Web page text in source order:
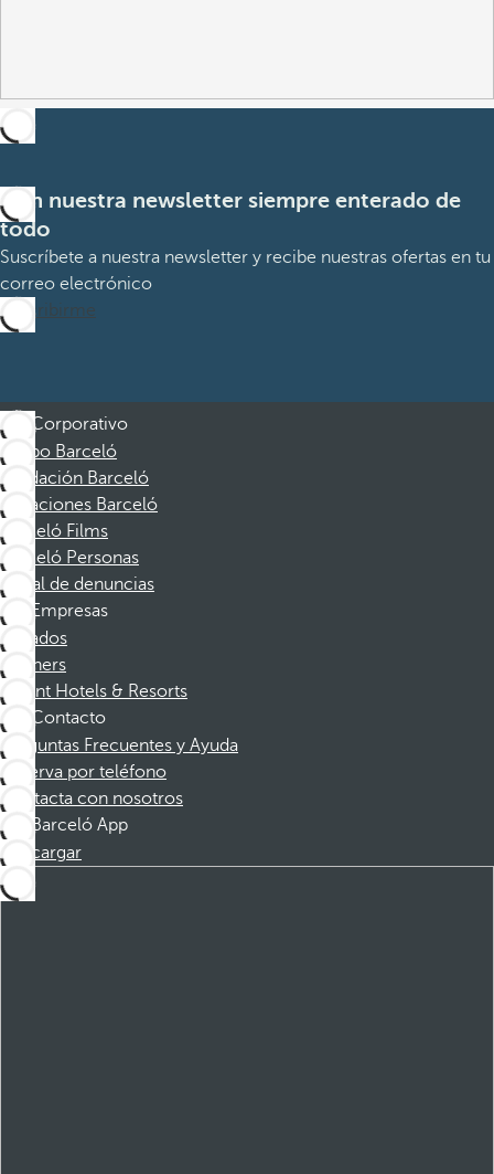
Con nuestra newsletter siempre enterado de
todo
Suscríbete a nuestra newsletter y recibe nuestras ofertas en tu
correo electrónico
Suscribirme
Corporativo
Grupo Barceló
Fundación Barceló
Vacaciones Barceló
Barceló Films
Barceló Personas
Canal de denuncias
Empresas
Afiliados
Partners
Dorint Hotels & Resorts
Contacto
Preguntas Frecuentes y Ayuda
Reserva por teléfono
Contacta con nosotros
Barceló App
Descargar